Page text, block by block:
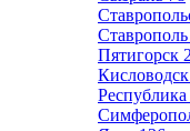
Ставрополь
Пятигорск
Кисловодск